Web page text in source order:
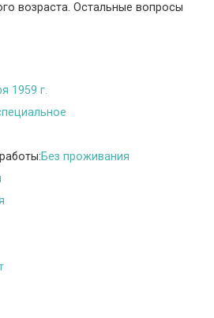
возраста. Остальные вопросы
1959 г.
Без проживания